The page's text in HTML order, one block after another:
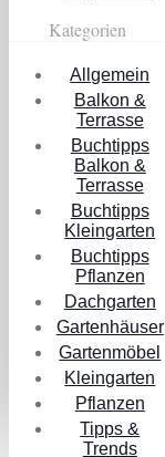
Kategorien
Allgemein
Balkon &
Terrasse
Buchtipps
Balkon &
Terrasse
Buchtipps
Kleingarten
Buchtipps
Pflanzen
Dachgarten
Gartenhäuser
Gartenmöbel
Kleingarten
Pflanzen
Tipps &
Trends